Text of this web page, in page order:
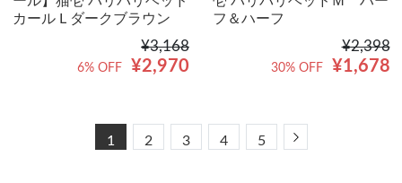
カール L ダークブラウン
¥3,168
¥2,970
6% OFF
フ＆ハーフ
¥2,398
¥1,678
30% OFF
1 2 3 4 5 Next